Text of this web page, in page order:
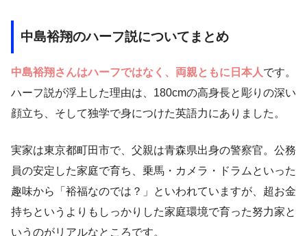
中島裕翔のハーフ説についてまとめ
中島裕翔さんはハーフではなく、両親ともに日本人です。
ハーフ説が浮上した理由は、180cmの高身長と彫りの深い
顔立ち、そして独学で身につけた英語力にありました。
実家は東京都町田市で、父親は青森県出身の警察官。公務
員の安定した家庭で育ち、乗馬・カメラ・ドラムといった
趣味から「裕福なのでは？」といわれていますが、超お金
持ちというよりもしっかりした家庭環境で育った努力家と
いうのがリアルなところです。